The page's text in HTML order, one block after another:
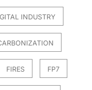
INDUSTRY
FIRES FP7